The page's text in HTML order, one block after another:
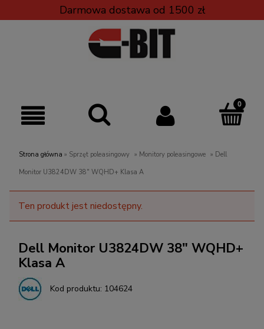
Darmowa dostawa od 1500 zł
Strona główna » Sprzęt poleasingowy » Monitory poleasingowe » Dell
Monitor U3824DW 38" WQHD+ Klasa A
Ten produkt jest niedostępny.
Dell Monitor U3824DW 38" WQHD+
Klasa A
Kod produktu: 104624